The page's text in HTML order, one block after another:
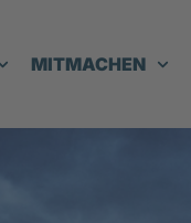
MITMACHEN